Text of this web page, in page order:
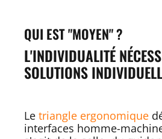
QUI EST "MOYEN" ?
L'INDIVIDUALITÉ
SOLUTIONS
Le triangle ergonomique
interfaces homme-